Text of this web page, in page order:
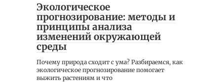
Экологическое
прогнозирование: методы и
принципы анализа
изменений окружающей
среды
Почему природа сходит с ума? Разбираемся, как
экологическое прогнозирование помогает
выжить растениям и что